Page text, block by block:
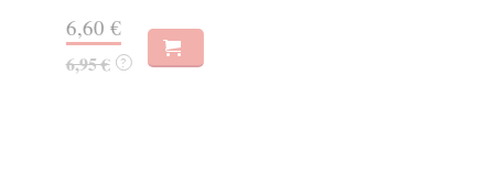
6,60 €
6,95 € ?